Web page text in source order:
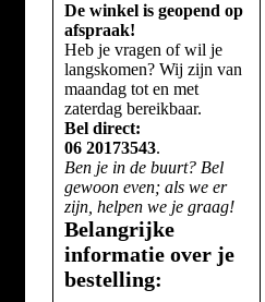
De winkel is geopend op
afspraak!
Heb je vragen of wil je
langskomen? Wij zijn van
maandag tot en met
zaterdag bereikbaar.
Bel direct:
06 20173543.
Ben je in de buurt? Bel
gewoon even; als we er
zijn, helpen we je graag!
Belangrijke
informatie over je
bestelling: